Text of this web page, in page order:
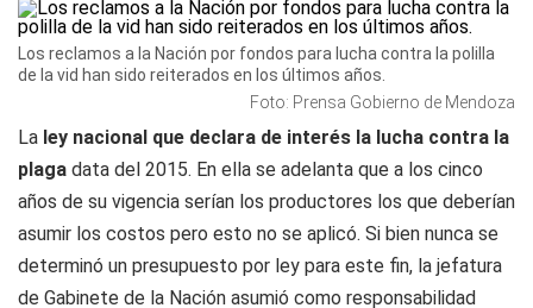
Los reclamos a la Nación por fondos para lucha contra la polilla
de la vid han sido reiterados en los últimos años.
Foto: Prensa Gobierno de Mendoza
La ley nacional que declara de interés la lucha contra la
plaga data del 2015. En ella se adelanta que a los cinco
años de su vigencia serían los productores los que deberían
asumir los costos pero esto no se aplicó. Si bien nunca se
determinó un presupuesto por ley para este fin, la jefatura
de Gabinete de la Nación asumió como responsabilidad